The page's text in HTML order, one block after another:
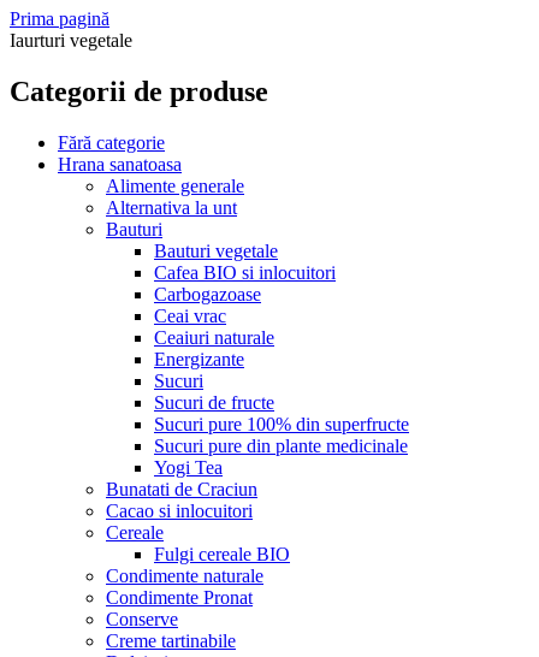
Prima pagină
Iaurturi vegetale
Categorii de produse
Fără categorie
Hrana sanatoasa
Alimente generale
Alternativa la unt
Bauturi
Bauturi vegetale
Cafea BIO si inlocuitori
Carbogazoase
Ceai vrac
Ceaiuri naturale
Energizante
Sucuri
Sucuri de fructe
Sucuri pure 100% din superfructe
Sucuri pure din plante medicinale
Yogi Tea
Bunatati de Craciun
Cacao si inlocuitori
Cereale
Fulgi cereale BIO
Condimente naturale
Condimente Pronat
Conserve
Creme tartinabile